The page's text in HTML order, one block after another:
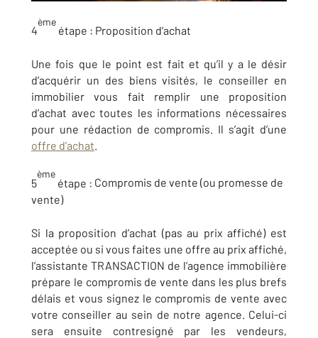
4
ème
étape : Proposition d’achat
Une fois que le point est fait et qu’il y a le désir
d’acquérir un des biens visités, le conseiller en
immobilier vous fait remplir une proposition
d’achat avec toutes les informations nécessaires
pour une rédaction de compromis. Il s’agit d’une
offre d’achat.
5
ème
étape : Compromis de vente (ou promesse de
vente)
Si la proposition d’achat (pas au prix affiché) est
acceptée ou si vous faites une offre au prix affiché,
l’assistante TRANSACTION de l’agence immobilière
prépare le compromis de vente dans les plus brefs
délais et vous signez le compromis de vente avec
votre conseiller au sein de notre agence. Celui-ci
sera ensuite contresigné par les vendeurs,